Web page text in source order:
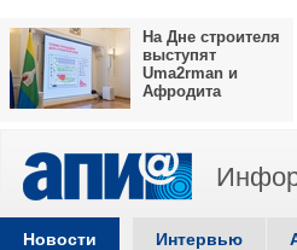
На Дне строителя
выступят
Uma2rman и
Афродита
Новости Интервью